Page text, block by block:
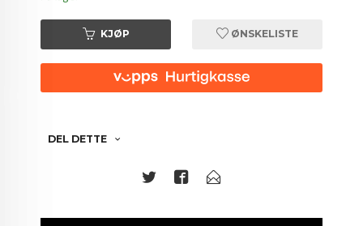
KJØP ØNSKELISTE
DEL DETTE